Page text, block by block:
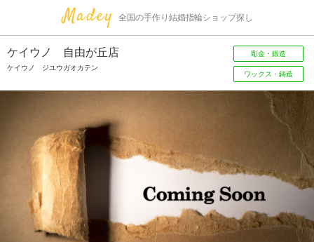
全国の手作り結婚指輪ショップ探し
ケイウノ 自由が丘店
ケイウノ ジユウガオカテン
彫金・鍛造
ワックス・鋳造